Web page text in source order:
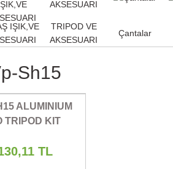
IŞIK,VE
TRIPOD VE
AKSESUARI
Çantalar
Sh15
ALUMINIUM
TRIPOD KIT
TL